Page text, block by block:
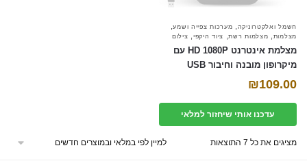
חשמל ואלקטרוניקה מערכות צפייה ושמע,
מצלמות מצלמות רשת, ציוד היקפי צילום
מצלמת אינטרנט HD 1080P עם
מיקרופון מובנה וחיבור USB
₪109.00
עדכנו אותי שיחזור למלאי
מציגים את כל ⁦7⁩ התוצאות